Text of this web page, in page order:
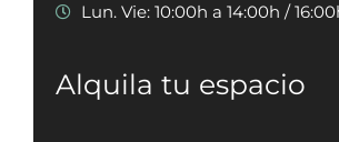
Lun. Vie: 10:00h a 14:00h /
Alquila tu espacio